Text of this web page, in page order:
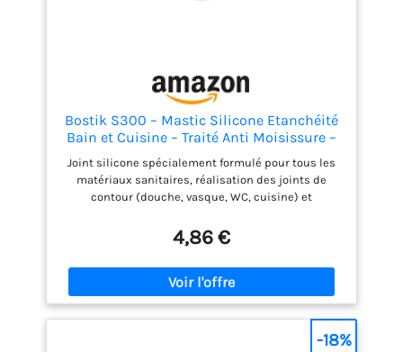
Bostik S300 – Mastic Silicone Etanchéité
Bain et Cuisine – Traité Anti Moisissure –
Facile à Lisser – Résiste aux Produits
d'Entretien – Blanc – Cartouche de 300 ml
Joint silicone spécialement formulé pour tous les
matériaux sanitaires, réalisation des joints de
contour (douche, vasque, WC, cuisine) et
aux matériaux sanitaires comme email, céramique,
faïence, grès, porcelaine ou verre. Traité anti-
moisissures (fongicide), facile à appliquer et à
lisser, excellente adhérence, longue durée de
conservation : 18 mois. Consommation environ 12m
de cordon d’un diamètre de 5 mm pour 1 cartouche.
Contenu de la livraison : 1 x Cartouche Bostik S 300
4,86 €
-18%